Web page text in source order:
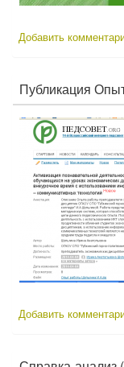
Добавить
Публикация
Добавить